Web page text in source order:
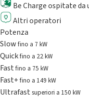
Be Charge ospitate
Altri operatori
Potenza
Slowfino a 7 kW
Quickfino a 22 kW
Fastfino a 75 kW
Fast+fino a 149 kW
Ultrafast superiori a 150 kW